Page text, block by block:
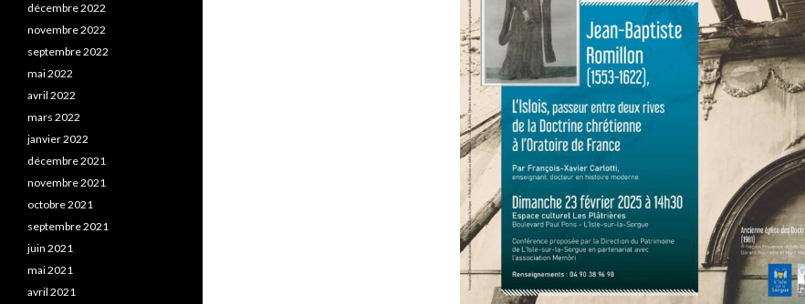
décembre 2022
novembre 2022
septembre 2022
mai 2022
avril 2022
mars 2022
janvier 2022
décembre 2021
novembre 2021
octobre 2021
septembre 2021
juin 2021
mai 2021
avril 2021